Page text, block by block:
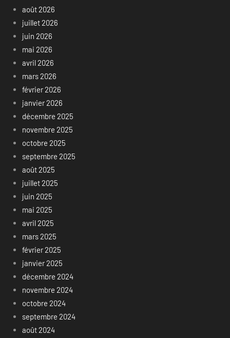
août 2026
juillet 2026
juin 2026
mai 2026
avril 2026
mars 2026
février 2026
janvier 2026
décembre 2025
novembre 2025
octobre 2025
septembre 2025
août 2025
juillet 2025
juin 2025
mai 2025
avril 2025
mars 2025
février 2025
janvier 2025
décembre 2024
novembre 2024
octobre 2024
septembre 2024
août 2024